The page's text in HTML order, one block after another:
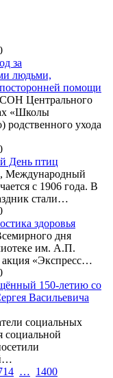
за
людьми,
помощи
Центрального
«Школы
родственного ухода
День птиц
Международный
с 1906 года. В
стали…
здоровья
дня
им. А.П.
«Экспресс…
150-летию со
Васильевича
социальных
социальной
… 1400